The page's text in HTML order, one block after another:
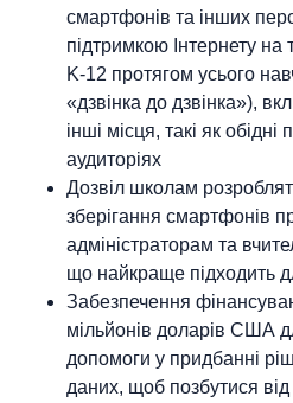
смартфонів та інших
підтримкою Інтернету на
K-12 протягом усього
«дзвінка до дзвінка»),
інші місця, такі як
аудиторіях
Дозвіл школам
зберігання смартфонів
адміністраторам та
що найкраще підходить
Забезпечення
мільйонів доларів США
допомоги у придбанні
даних, щоб позбутися